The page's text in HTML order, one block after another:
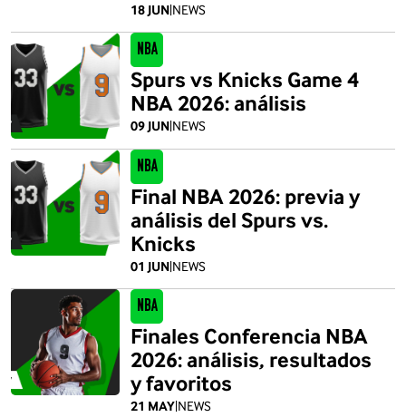
18 JUN|NEWS
NBA
09 JUN|NEWS
Spurs vs Knicks Game 4
NBA 2026: análisis
NBA
01 JUN|NEWS
Final NBA 2026: previa y
análisis del Spurs vs.
Knicks
NBA
21 MAY|NEWS
Finales Conferencia NBA
2026: análisis, resultados
y favoritos